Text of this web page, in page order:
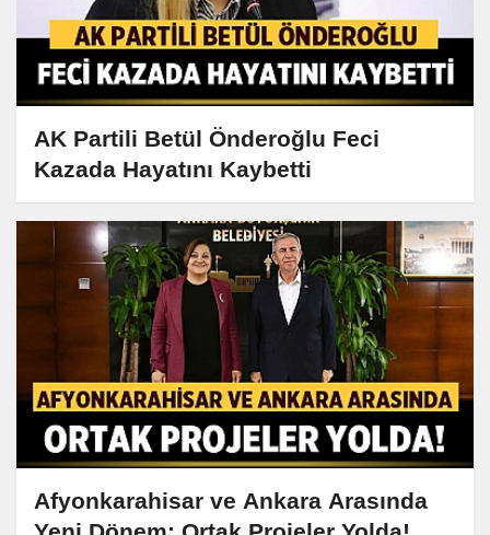
AK Partili Betül Önderoğlu Feci
Kazada Hayatını Kaybetti
Afyonkarahisar ve Ankara Arasında